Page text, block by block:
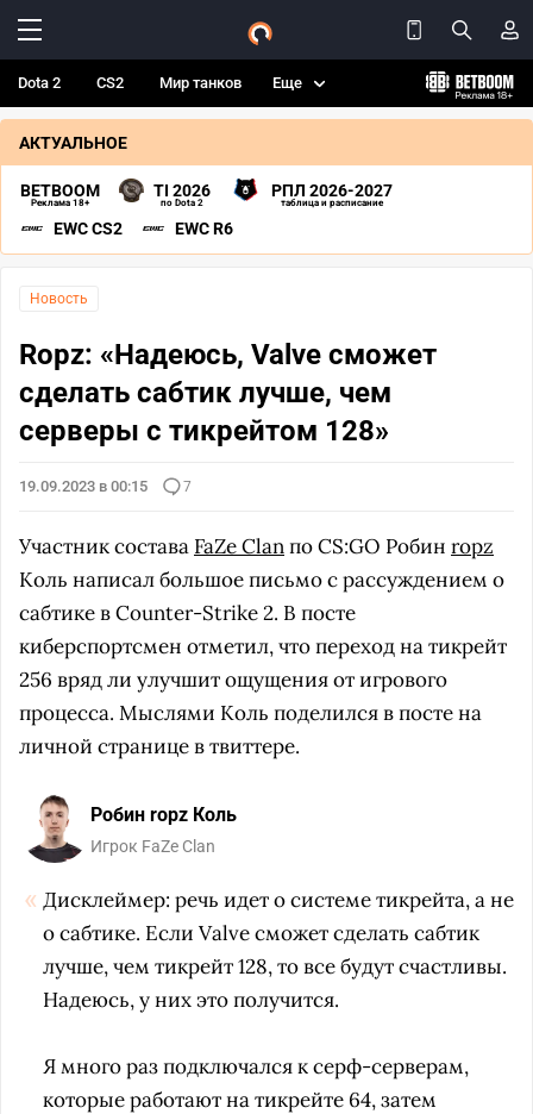
Dota 2 CS2 Мир танков Еще
АКТУАЛЬНОЕ
BETBOOM
Реклама 18+
TI 2026
по Dota 2
РПЛ 2026-2027
таблица и расписание
EWC CS2 EWC R6
Новость
Ropz: «Надеюсь, Valve сможет
сделать сабтик лучше, чем
серверы с тикрейтом 128»
19.09.2023 в 00:15 7
Участник состава FaZe Clanпо CS:GO Робин ropz
Коль написал большое письмо с рассуждением о
сабтике в Counter-Strike 2. В посте
киберспортсмен отметил, что переход на тикрейт
256 вряд ли улучшит ощущения от игрового
процесса. Мыслями Коль поделился в посте на
личной странице в твиттере.
Робин ropz Коль
Игрок FaZe Clan
Дисклеймер: речь идет о системе тикрейта, а не
о сабтике. Если Valve сможет сделать сабтик
лучше, чем тикрейт 128, то все будут счастливы.
Надеюсь, у них это получится.
Я много раз подключался к серф-серверам,
которые работают на тикрейте 64, затем